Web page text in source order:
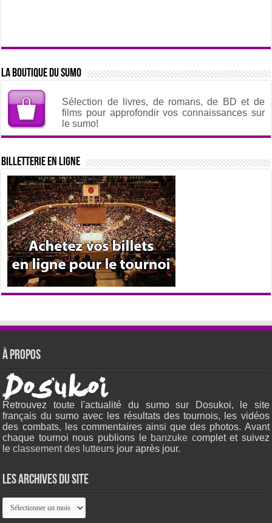
La boutique du sumo
Sélection de livres, de romans, de BD et de
films pour approfondir vos connaissances sur
le sumo!
Billetterie en ligne
À propos
Retrouvez toute l'actualité du sumo sur Dosukoi, le site
français du sumo avec les résultats des tournois, les vidéos
des combats, les commentaires ainsi que des photos. Avant
chaque tournoi nous publions le banzuke complet et suivez
leclassement des lutteurs jour après jour.
Les archives du site
Les
archives